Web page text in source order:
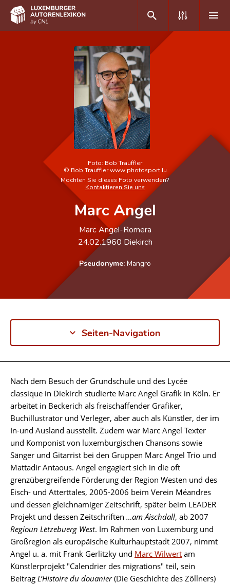
Autor(inn)en A-Z
Erweiterte Suche
Häufige Fragen und Antworten
Forschungsgruppe
Foto: Bob Trauffler
© Bob Trauffler www.photosport.lu
Möchten Sie dieses Foto verwenden?
Kontaktieren Sie uns
Marc Angel
Marc Angel-Romera
24.02.1960 Diekirch
Pseudonyme: Mangro
Seiten-Navigation
Biographie
Nach dem Besuch der Grundschule und des Lycée
classique in Diekirch studierte Marc Angel Grafik in Köln. Er
arbeitet in Beckerich als freischaffender Grafiker,
Buchillustrator und Verleger, aber auch als Künstler, der im
In-und Ausland ausstellt. Zudem war Marc Angel Texter
und Komponist von luxemburgischen Chansons sowie
Sänger und Gitarrist bei den Gruppen Marc Angel Trio und
Mattadir Antaous. Angel engagiert sich in die oft
grenzübergreifende Förderung der Region Westen und des
Eisch- und Atterttales, 2005-2006 beim Verein Méandres
und dessen gleichnamiger Zeitschrift, später beim LEADER
Projekt und dessen Zeitschriften …am Äischdall, ab 2007
Regioun Lëtzebuerg West. Im Rahmen von Luxemburg und
Großregion als europäische Kulturhauptstadt 2007, nimmt
Angel u. a. mit Frank Gerlitzky und Marc Wilwert am
Künstlerprojekt "Calendrier des migrations" teil, sein
Beitrag L’Histoire du douanier(Die Geschichte des Zöllners)